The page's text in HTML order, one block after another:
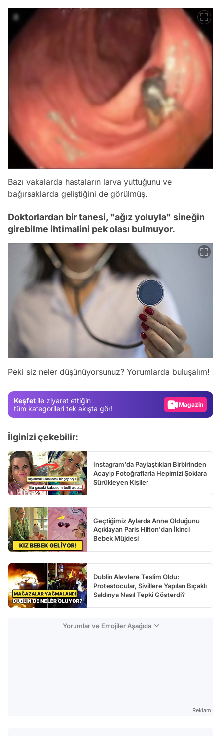
Bazı vakalarda hastaların larva yuttuğunu ve
bağırsaklarda geliştiğini de görülmüş.
Doktorlardan bir tanesi, "ağız yoluyla" sineğin
girebilme ihtimalini pek olası bulmuyor.
Peki siz neler düşünüyorsunuz? Yorumlarda buluşalım!
Keşfet ile ziyaret ettiğin
tüm kategorileri tek akışta gör!
Test
Magazin
Video
İlginizi çekebilir:
Instagram'da Paylaştıkları Birbirinden
Acayip Fotoğraflarla Hepimizi Şoklara
Sürükleyen Kişiler
Geçtiğimiz Aylarda Anne Olduğunu
Açıklayan Paris Hilton'dan İkinci
Bebek Müjdesi
Dublin Alevlere Teslim Oldu:
Protestocular, Sivillere Yapılan Bıçaklı
Saldırıya Nasıl Tepki Gösterdi?
Yorumlar ve Emojiler Aşağıda
Reklam